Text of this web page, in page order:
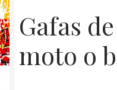
Gafas
moto o